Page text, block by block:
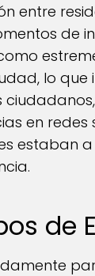
entre
de
lo
en
estaban
de